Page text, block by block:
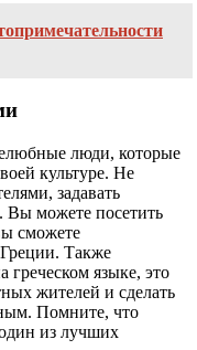
люди, которые
культуре. Не
задавать
Вы можете посетить
сможете
Также
греческом языке, это
жителей и сделать
Помните, что
из лучших